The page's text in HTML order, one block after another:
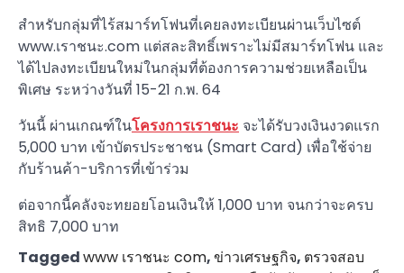
สำหรับกลุ่มที่ไร้สมาร์ทโฟนที่เคยลงทะเบียนผ่านเว็บไซต์
www.เราชนะ.com แต่สละสิทธิ์เพราะไม่มีสมาร์ทโฟน และ
ได้ไปลงทะเบียนใหม่ในกลุ่มที่ต้องการความช่วยเหลือเป็น
พิเศษ ระหว่างวันที่ 15-21 ก.พ. 64
วันนี้ ผ่านเกณฑ์ในโครงการเราชนะ จะได้รับวงเงินงวดแรก
5,000 บาท เข้าบัตรประชาชน (Smart Card) เพื่อใช้จ่าย
กับร้านค้า-บริการที่เข้าร่วม
ต่อจากนี้คลังจะทยอยโอนเงินให้ 1,000 บาท จนกว่าจะครบ
สิทธิ 7,000 บาท
Taggedwww เราชนะ com,ข่าวเศรษฐกิจ, ตรวจสอบ